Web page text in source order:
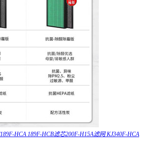
HCA 189F-HCB滤芯200F-H15A滤网 KJ340F-HCA